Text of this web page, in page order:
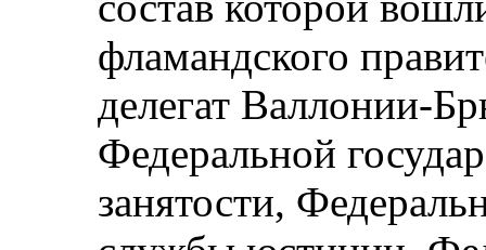
фламандского
делегат Валлонии-
Федеральной
занятости,